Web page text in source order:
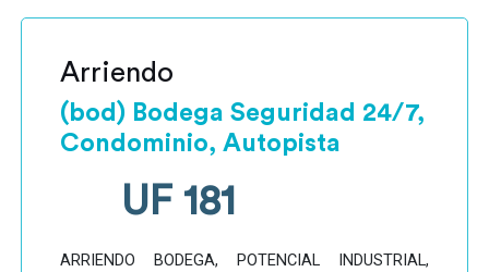
Arriendo
(bod) Bodega Seguridad 24/7,
Condominio, Autopista
UF 181
ARRIENDO BODEGA, POTENCIAL INDUSTRIAL,